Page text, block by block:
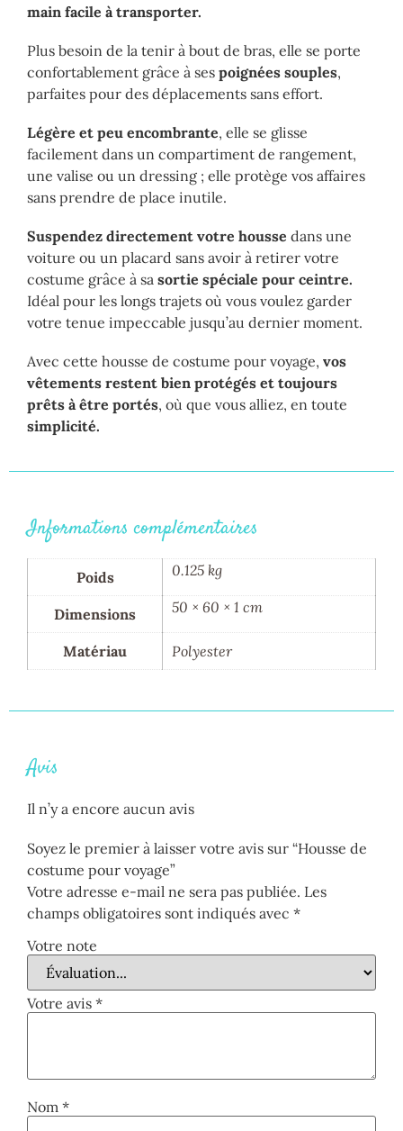
main facile à transporter.
Plus besoin de la tenir à bout de bras, elle se porte
confortablement grâce à ses poignées souples,
parfaites pour des déplacements sans effort.
Légère et peu encombrante, elle se glisse
facilement dans un compartiment de rangement,
une valise ou un dressing ; elle protège vos affaires
sans prendre de place inutile.
Suspendez directement votre housse dans une
voiture ou un placard sans avoir à retirer votre
costume grâce à sa sortie spéciale pour ceintre.
Idéal pour les longs trajets où vous voulez garder
votre tenue impeccable jusqu’au dernier moment.
Avec cette housse de costume pour voyage, vos
vêtements restent bien protégés et toujours
prêts à être portés, où que vous alliez, en toute
simplicité.
Informations complémentaires
Poids 0.125 kg
Dimensions 50 × 60 × 1 cm
Matériau Polyester
Avis
Il n’y a encore aucun avis
Soyez le premier à laisser votre avis sur “Housse de
costume pour voyage”
Votre adresse e-mail ne sera pas publiée. Les
champs obligatoires sont indiqués avec *
Votre note
Votre avis *
Nom *